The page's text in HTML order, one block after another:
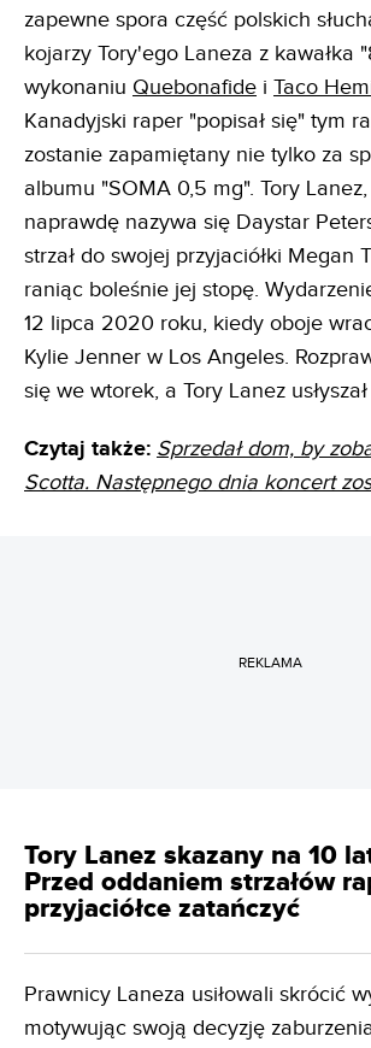
zapewne spora część polskich
kojarzy Tory'ego Laneza z kawałka
wykonaniu Quebonafide i Taco
Kanadyjski raper "popisał się" tym
zostanie zapamiętany nie tylko za
albumu "SOMA 0,5 mg". Tory
naprawdę nazywa się Daystar
strzał do swojej przyjaciółki Megan
raniąc boleśnie jej stopę.
12 lipca 2020 roku, kiedy oboje
Kylie Jenner w Los Angeles.
się we wtorek, a Tory Lanez
Czytaj także: Sprzedał dom, by
Scotta. Następnego dnia koncert
REKLAMA
Tory Lanez skazany na 10
Przed oddaniem strzałów
przyjaciółce zatańczyć
Prawnicy Laneza usiłowali skrócić
motywując swoją decyzję